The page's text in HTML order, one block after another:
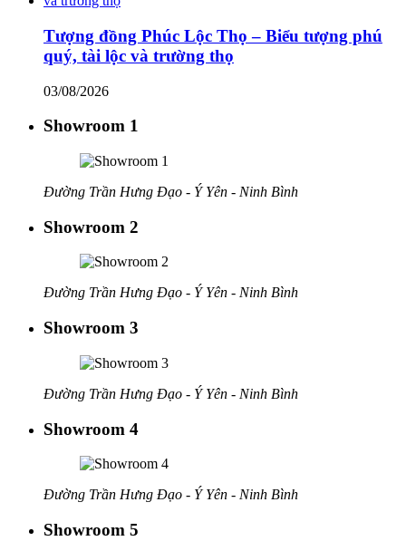
Tượng đồng Phúc Lộc Thọ – Biểu tượng phú
quý, tài lộc và trường thọ
03/08/2026
Showroom 1
Đường Trần Hưng Đạo - Ý Yên - Ninh Bình
Showroom 2
Đường Trần Hưng Đạo - Ý Yên - Ninh Bình
Showroom 3
Đường Trần Hưng Đạo - Ý Yên - Ninh Bình
Showroom 4
Đường Trần Hưng Đạo - Ý Yên - Ninh Bình
Showroom 5